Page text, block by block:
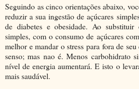
Seguindo as cinco orientações abaixo,
reduzir a sua ingestão de açúcares
de diabetes e obesidade. Ao substituir
simples, com o consumo de açúcares
melhor e mandar o stress para fora de
senso; mas nao é. Menos carbohidrato
nível de energia aumentará. E isto o
mais saudável.